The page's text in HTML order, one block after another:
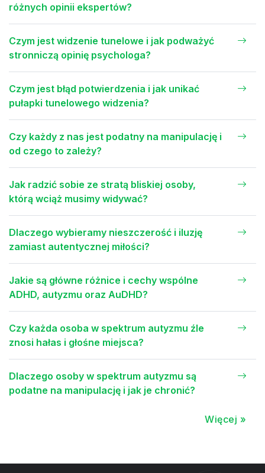
różnych opinii ekspertów?
Czym jest widzenie tunelowe i jak podważyć
stronniczą opinię psychologa?
Czym jest błąd potwierdzenia i jak unikać
pułapki tunelowego widzenia?
Czy każdy z nas jest podatny na manipulację i
od czego to zależy?
Jak radzić sobie ze stratą bliskiej osoby,
którą wciąż musimy widywać?
Dlaczego wybieramy nieszczerość i iluzję
zamiast autentycznej miłości?
Jakie są główne różnice i cechy wspólne
ADHD, autyzmu oraz AuDHD?
Czy każda osoba w spektrum autyzmu źle
znosi hałas i głośne miejsca?
Dlaczego osoby w spektrum autyzmu są
podatne na manipulację i jak je chronić?
Więcej »